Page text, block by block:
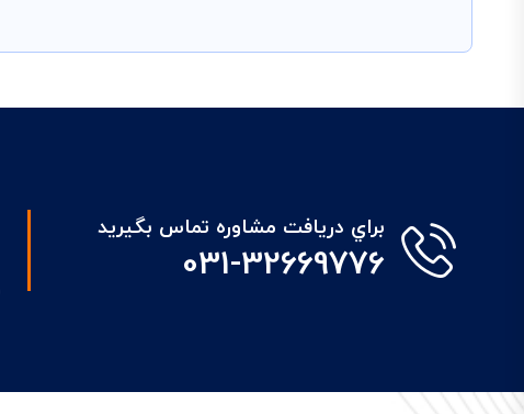
براي دريافت مشاوره تماس بگيريد
031-32669776